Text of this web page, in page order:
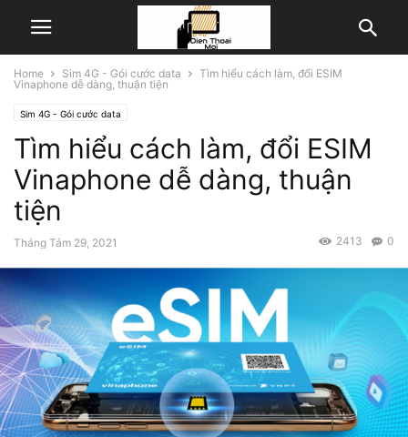
Home Sim 4G - Gói cước data
Tìm hiểu cách làm, đổi ESIM
Vinaphone dễ dàng, thuận tiện
Sim 4G - Gói cước data
Tìm hiểu cách làm, đổi ESIM
Vinaphone dễ dàng, thuận
tiện
Tháng Tám 29, 2021 0
2413